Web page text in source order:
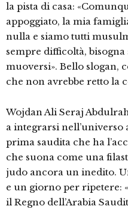
la pista di casa:
appoggiato, la mia
nulla e siamo tutti
sempre difficoltà,
muoversi». Bello slogan,
che non avrebbe retto la
Wojdan Ali Seraj
a integrarsi
prima saudita che ha
che suona come una
judo ancora un inedito.
e un giorno per ripetere:
il Regno dell’Arabia